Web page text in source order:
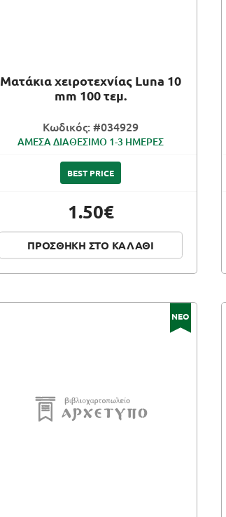
Ματάκια χειροτεχνίας Luna 10
mm 100 τεμ.
Κωδικός: #034929
ΑΜΕΣΑ ΔΙΑΘΕΣΙΜΟ 1-3 ΗΜΕΡΕΣ
BEST PRICE
1.50€
ΠΡΟΣΘΗΚΗ ΣΤΟ ΚΑΛΑΘΙ
ΝΕΟ